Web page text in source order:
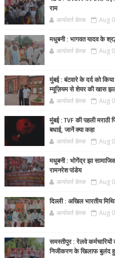
राम
आर्यावर्त डेस्क Aug
मधुबनी : भागवत यादव के
आर्यावर्त डेस्क Aug
मुंबई : बंटवारे के दर्द को
म्यूज़ियम से शेयर की खास
आर्यावर्त डेस्क Aug
मुंबई : TVF की पहली
बधाई, जानें क्या कहा
आर्यावर्त डेस्क Aug
मधुबनी : भोगेंद्र झा
रामनरेश पांडेय
आर्यावर्त डेस्क Aug
दिल्ली : अखिल भारतीय
आर्यावर्त डेस्क Aug
समस्तीपुर : रेलवे
निजीकरण के खिलाफ बुलंद